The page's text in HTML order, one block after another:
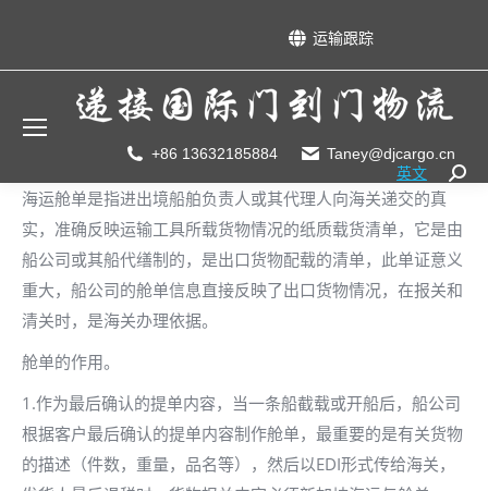
运输跟踪
+86 13632185884
Taney@djcargo.cn
英文
海运舱单是指进出境船舶负责人或其代理人向海关递交的真
实，准确反映运输工具所载货物情况的纸质载货清单，它是由
船公司或其船代缮制的，是出口货物配载的清单，此单证意义
重大，船公司的舱单信息直接反映了出口货物情况，在报关和
清关时，是海关办理依据。
舱单的作用。
1.作为最后确认的提单内容，当一条船截载或开船后，船公司
根据客户最后确认的提单内容制作舱单，最重要的是有关货物
的描述（件数，重量，品名等），然后以EDI形式传给海关，